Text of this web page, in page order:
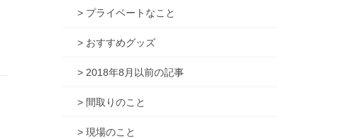
> プライベートなこと
> おすすめグッズ
> 2018年8月以前の記事
> 間取りのこと
> 現場のこと